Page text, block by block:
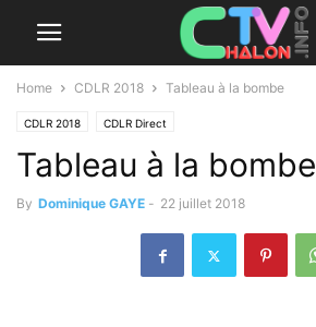
Home CDLR 2018 Tableau à la bombe
CDLR 2018 CDLR Direct
Tableau à la bombe
By Dominique GAYE - 22 juillet 2018